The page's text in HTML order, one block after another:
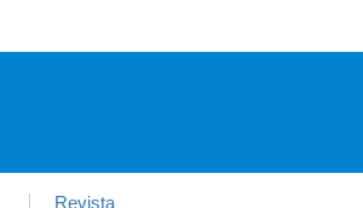
Revista